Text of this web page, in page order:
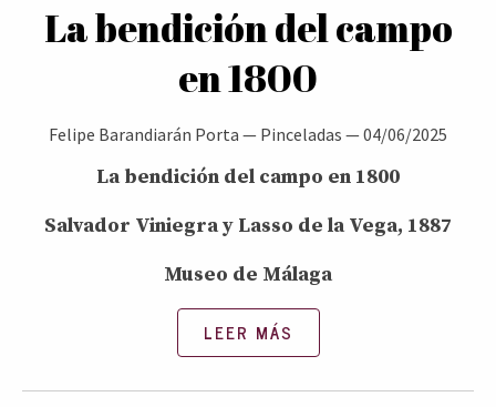
La bendición del campo
en 1800
Felipe Barandiarán Porta — Pinceladas —04/06/2025
La bendición del campo en 1800
Salvador Viniegra y Lasso de la Vega, 1887
Museo de Málaga
LEER MÁS